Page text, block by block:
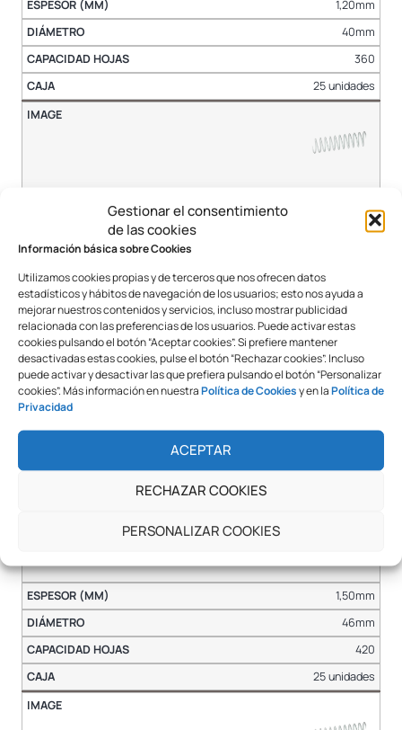
Gestionar el consentimiento
de las cookies
Información básica sobre Cookies
Utilizamos cookies propias y de terceros que nos ofrecen datos
estadísticos y hábitos de navegación de los usuarios; esto nos ayuda a
mejorar nuestros contenidos y servicios, incluso mostrar publicidad
relacionada con las preferencias de los usuarios. Puede activar estas
cookies pulsando el botón “Aceptar cookies”. Si prefiere mantener
desactivadas estas cookies, pulse el botón “Rechazar cookies”. Incluso
puede activar y desactivar las que prefiera pulsando el botón “Personalizar
cookies”. Más información en nuestraPolítica de Cookiesy en laPolítica de
Privacidad
ACEPTAR
RECHAZAR COOKIES
PERSONALIZAR COOKIES
1,20mm
40mm
360
25 unidades
42mm
25 unidades
1,50mm
1,50mm
46mm
420
25 unidades